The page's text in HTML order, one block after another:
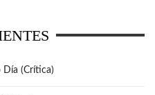
Día (Crítica)